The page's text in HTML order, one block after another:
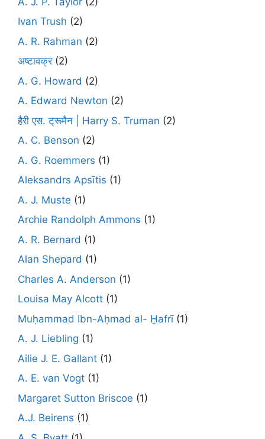
Ivan Trush (2)
A. R. Rahman (2)
अष्टावक्र(2)
A. G. Howard (2)
A. Edward Newton (2)
हैरी एस. ट्रूमैन | Harry S. Truman (2)
A. C. Benson (2)
A. G. Roemmers (1)
Aleksandrs Apsītis (1)
A. J. Muste (1)
Archie Randolph Ammons (1)
A. R. Bernard (1)
Alan Shepard (1)
Charles A. Anderson (1)
Louisa May Alcott (1)
Muḥammad Ibn-Aḥmad al- Ḫafrī(1)
A. J. Liebling (1)
Ailie J. E. Gallant (1)
A. E. van Vogt (1)
Margaret Sutton Briscoe (1)
A.J. Beirens (1)